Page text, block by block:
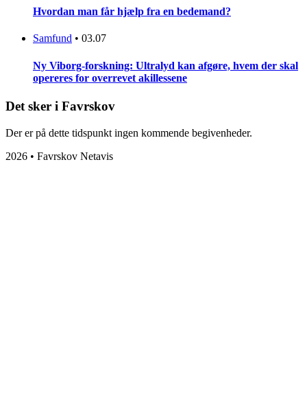
Hvordan man får hjælp fra en bedemand?
Samfund • 03.07
Ny Viborg-forskning: Ultralyd kan afgøre, hvem der skal
opereres for overrevet akillessene
Det sker i Favrskov
Der er på dette tidspunkt ingen kommende begivenheder.
2026 • Favrskov Netavis